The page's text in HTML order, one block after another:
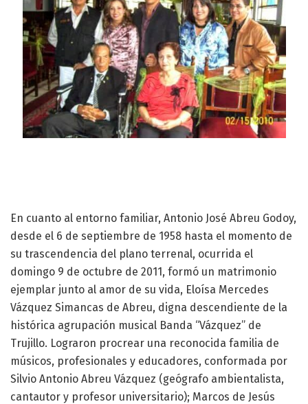
En cuanto al entorno familiar, Antonio José Abreu Godoy,
desde el 6 de septiembre de 1958 hasta el momento de
su trascendencia del plano terrenal, ocurrida el
domingo 9 de octubre de 2011, formó un matrimonio
ejemplar junto al amor de su vida, Eloísa Mercedes
Vázquez Simancas de Abreu, digna descendiente de la
histórica agrupación musical Banda “Vázquez” de
Trujillo. Lograron procrear una reconocida familia de
músicos, profesionales y educadores, conformada por
Silvio Antonio Abreu Vázquez (geógrafo ambientalista,
cantautor y profesor universitario); Marcos de Jesús